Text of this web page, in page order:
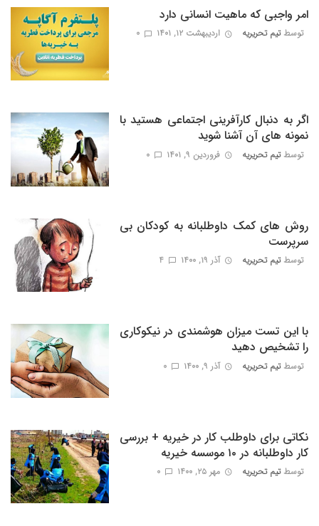
امر واجبی که ماهیت انسانی دارد
توسطتیم تحریریه اردیبهشت ۱۲, ۱۴۰۱ 0
اگر به دنبال کارآفرینی اجتماعی هستید با
نمونه های آن آشنا شوید
توسطتیم تحریریه فروردین ۹, ۱۴۰۱ 0
روش های کمک داوطلبانه به کودکان بی
سرپرست
توسطتیم تحریریه آذر ۱۹, ۱۴۰۰ 4
با این تست میزان هوشمندی در نیکوکاری
را تشخیص دهید
توسطتیم تحریریه آذر ۹, ۱۴۰۰ 0
نکاتی برای داوطلب کار در خیریه + بررسی
کار داوطلبانه در ۱۰ موسسه خیریه
توسطتیم تحریریه مهر ۲۵, ۱۴۰۰ 0